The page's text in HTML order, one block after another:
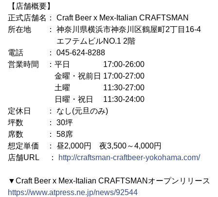
【店舗概要】
正式店舗名： Craft Beer x Mex-Italian CRAFTSMAN
所在地 ： 神奈川県横浜市神奈川区鶴屋町2丁目16-4
エフテムビルNO.1 2階
電話 ： 045-624-8288
営業時間 ：平日 17:00-26:00
金曜・祝前日 17:00-27:00
土曜 11:30-27:00
日曜・祝日 11:30-24:00
定休日 ： なし(元旦のみ)
坪数 ： 30坪
席数 ： 58席
想定単価 ： 昼2,000円 夜3,500～4,000円
店舗URL ：
http://craftsman-craftbeer-yokohama.com/
▼Craft Beer x Mex-Italian CRAFTSMANオープンリリース
https://www.atpress.ne.jp/news/92544